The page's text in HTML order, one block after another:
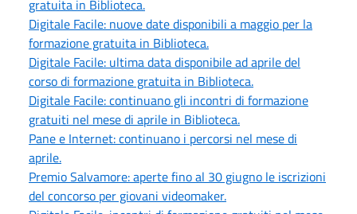
gratuita in Biblioteca.
Digitale Facile: nuove date disponibili a maggio per la
formazione gratuita in Biblioteca.
Digitale Facile: ultima data disponibile ad aprile del
corso di formazione gratuita in Biblioteca.
Digitale Facile: continuano gli incontri di formazione
gratuiti nel mese di aprile in Biblioteca.
Pane e Internet: continuano i percorsi nel mese di
aprile.
Premio Salvamore: aperte fino al 30 giugno le iscrizioni
del concorso per giovani videomaker.